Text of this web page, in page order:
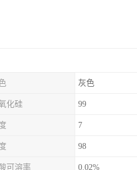
灰色
化硅 99
7
98
可溶率 0.02%